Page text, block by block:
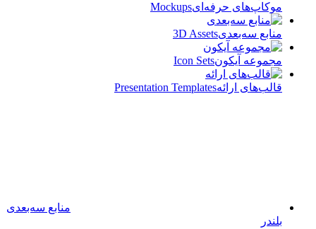
موکاپ‌های حرفه‌ایMockups
منابع سه‌بعدی3D Assets
مجموعه آیکون‌Icon Sets
قالب‌های ارائهPresentation Templates
منابع سه‌بعدی
بلندر